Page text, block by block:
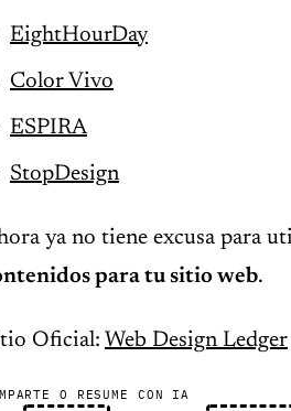
EightHourDay
Color Vivo
ESPIRA
StopDesign
ya no tiene excusa para
para tu sitio web.
Oficial: Web Design Ledger
O RESUME CON IA